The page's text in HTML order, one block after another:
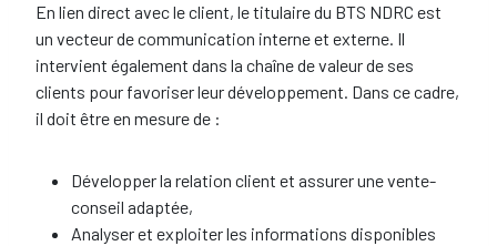
En lien direct avec le client, le titulaire du BTS NDRC est
un vecteur de communication interne et externe. Il
intervient également dans la chaîne de valeur de ses
clients pour favoriser leur développement. Dans ce cadre,
il doit être en mesure de :
Développer la relation client et assurer une vente-
conseil adaptée,
Analyser et exploiter les informations disponibles